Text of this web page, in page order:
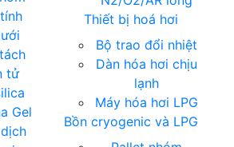
tử
Gel
Thiết bị hoá hơi
Bộ trao đổi nhiệt
Dàn hóa hơi chịu
lạnh
Máy hóa hơi LPG
Bồn cryogenic và LPG